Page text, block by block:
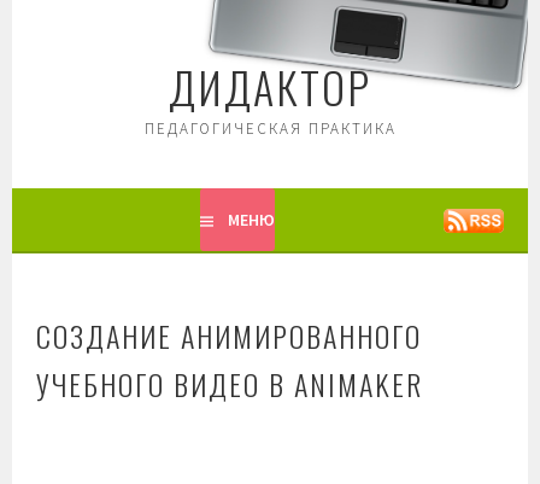
ДИДАКТОР
ПЕДАГОГИЧЕСКАЯ ПРАКТИКА
МЕНЮ
СОЗДАНИЕ АНИМИРОВАННОГО
УЧЕБНОГО ВИДЕО В ANIMAKER